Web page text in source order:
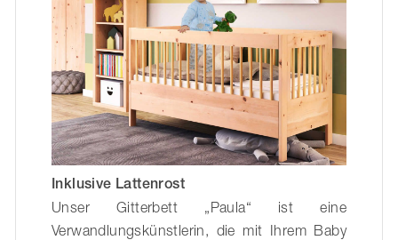
Inklusive Lattenrost
Unser Gitterbett „Paula“ ist eine
Verwandlungskünstlerin, die mit Ihrem Baby